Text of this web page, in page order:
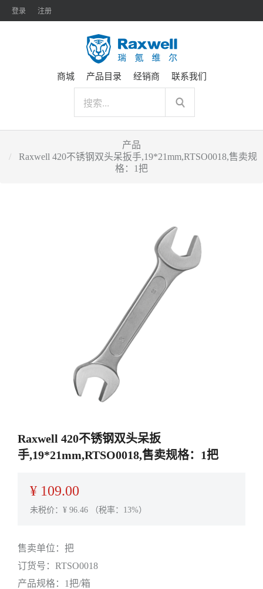
登录 注册
商城 产品目录 经销商 联系我们
产品
Raxwell 420不锈钢双头呆扳手,19*21mm,RTSO0018,售卖规
格：1把
Raxwell 420不锈钢双头呆扳
手,19*21mm,RTSO0018,售卖规格：1把
¥ 109.00
未税价：¥ 96.46 （税率：13%）
售卖单位： 把
订货号： RTSO0018
产品规格： 1把/箱